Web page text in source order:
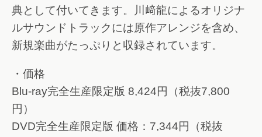
典として付いてきます。川﨑龍によるオリジナ
ルサウンドトラックには原作アレンジを含め、
新規楽曲がたっぷりと収録されています。
・価格
Blu-ray完全生産限定版 8,424円（税抜7,800
円）
DVD完全生産限定版 価格：7,344円（税抜